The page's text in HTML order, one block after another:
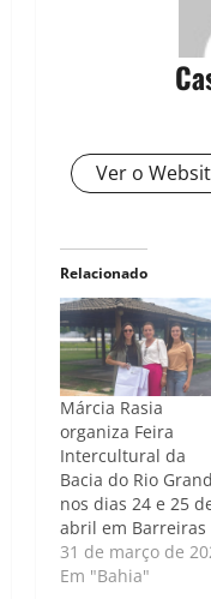
Ver o
Relacionado
Márcia Rasia
organiza Feira
Intercultural da
Bacia do Rio
nos dias 24 e 25
abril em Barreiras
31 de março de
Em "Bahia"